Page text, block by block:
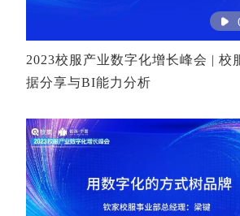
2023校服产业数字化增长峰会 | 校
据分享与BI能力分析